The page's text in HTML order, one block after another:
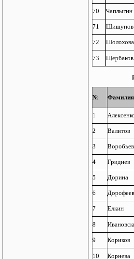
70 Чаплыгин
71 Шишунов
72 Шолохова
73 Щербаков
№ Фамилия
1
2 Валитов
3
4 Гриднев
5 Дорина
6
7 Елкин
8
9 Кориков
10 Корнева